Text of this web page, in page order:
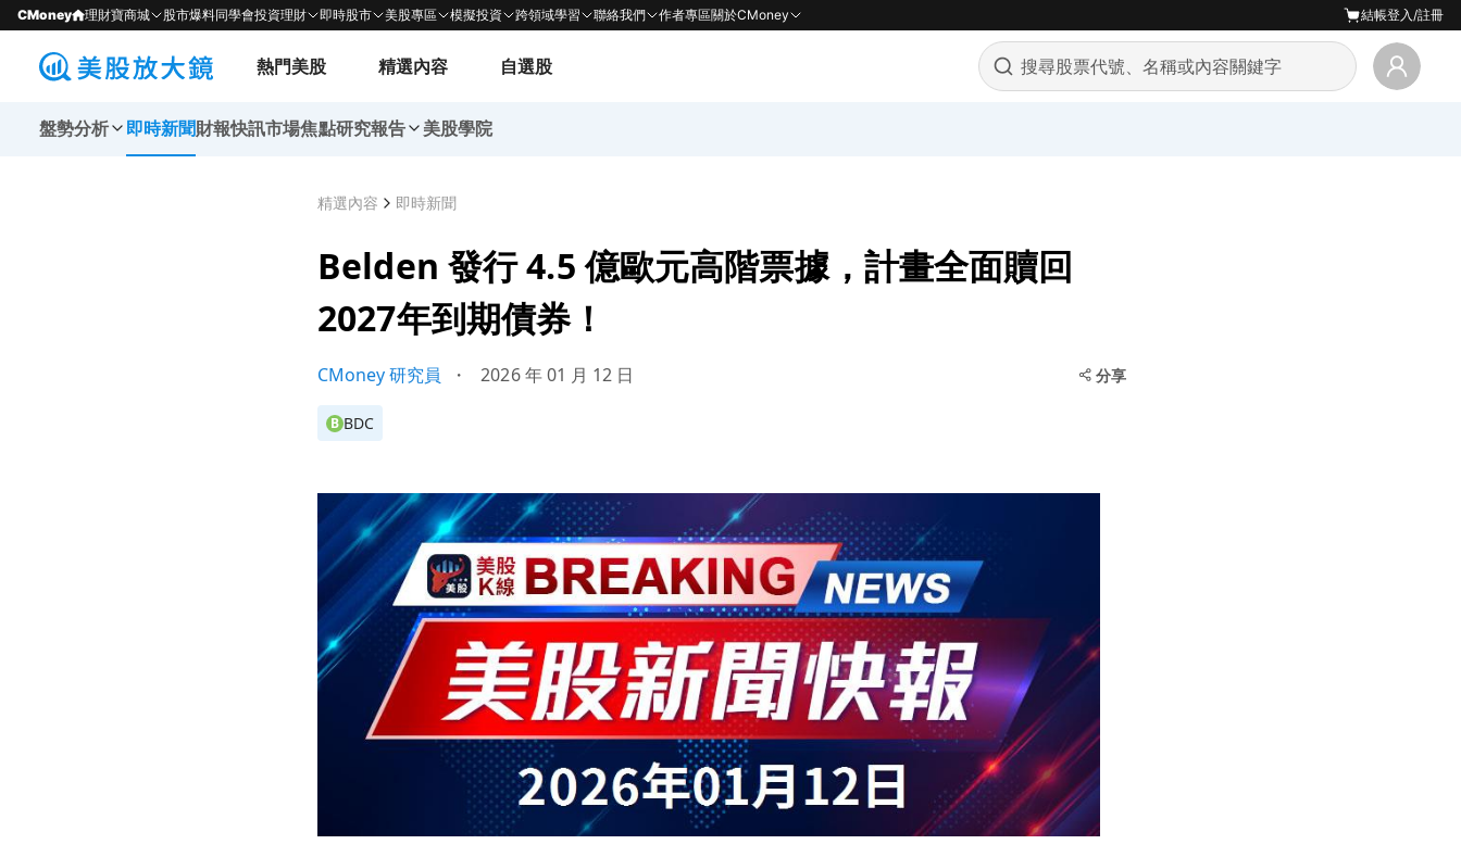
CMoney 理財寶商城 股市爆料同學會投資理財 即時股市 美股專區 模擬投資 跨領域學習 聯絡我們 作者專區關於CMoney 結帳登入/註冊
熱門美股 精選內容 自選股
盤勢分析 即時新聞財報快訊市場焦點研究報告 美股學院
精選內容 即時新聞
Belden 發行 4.5 億歐元高階票據，計畫全面贖回
2027年到期債券！
CMoney 研究員 ・ 2026 年 01 月 12 日 分享
B BDC